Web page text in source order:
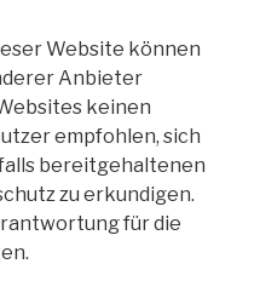
Website können
Anbieter
keinen
empfohlen, sich
bereitgehaltenen
zu erkundigen.
für die